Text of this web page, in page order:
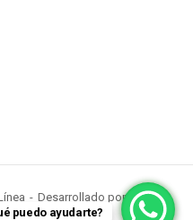
Desarrollado por KORU|
puedo ayudarte?